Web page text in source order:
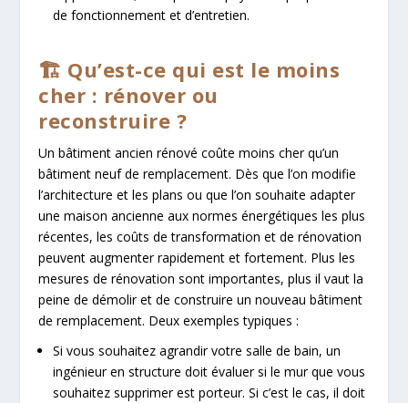
de fonctionnement et d’entretien.
🏗️ Qu’est-ce qui est le moins
cher : rénover ou
reconstruire ?
Un bâtiment ancien rénové coûte moins cher qu’un
bâtiment neuf de remplacement. Dès que l’on modifie
l’architecture et les plans ou que l’on souhaite adapter
une maison ancienne aux normes énergétiques les plus
récentes, les coûts de transformation et de rénovation
peuvent augmenter rapidement et fortement. Plus les
mesures de rénovation sont importantes, plus il vaut la
peine de démolir et de construire un nouveau bâtiment
de remplacement. Deux exemples typiques :
Si vous souhaitez agrandir votre salle de bain, un
ingénieur en structure doit évaluer si le mur que vous
souhaitez supprimer est porteur. Si c’est le cas, il doit